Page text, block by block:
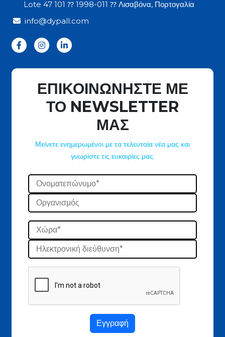
Lote 47 101 ⁇ 1998-011 ⁇ Λισαβόνα, Πορτογαλία
info@dypall.com
ΕΠΙΚΟΙΝΩΝΗΣΤΕ ΜΕ
ΤΟ NEWSLETTER
ΜΑΣ
Μείνετε ενημερωμένοι με τα τελευταία νέα μας και
γνωρίστε τις ευκαιρίες μας.